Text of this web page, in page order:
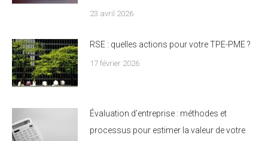
23 avril 2026
RSE : quelles actions pour votre TPE-PME ?
17 février 2026
Évaluation d’entreprise : méthodes et
processus pour estimer la valeur de votre